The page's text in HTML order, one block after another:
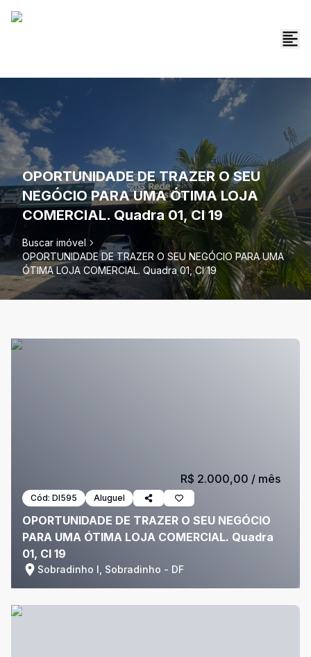
OPORTUNIDADE DE TRAZER O SEU
NEGÓCIO PARA UMA ÓTIMA LOJA
COMERCIAL. Quadra 01, Cl 19
Buscar imóvel
OPORTUNIDADE DE TRAZER O SEU NEGÓCIO PARA UMA
ÓTIMA LOJA COMERCIAL. Quadra 01, Cl 19
Cód: DI595 Aluguel
OPORTUNIDADE DE TRAZER O SEU NEGÓCIO
PARA UMA ÓTIMA LOJA COMERCIAL. Quadra
01, Cl 19
Sobradinho I, Sobradinho - DF
R$ 2.000,00 / mês